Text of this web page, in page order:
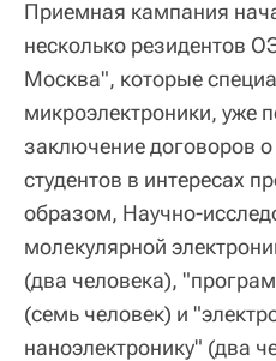
Приемная кампания
несколько резидентов
Москва", которые
микроэлектроники, уже
заключение договоров
студентов в интересах
образом, Научно-
молекулярной
(два человека),
(семь человек) и
наноэлектронику" (два